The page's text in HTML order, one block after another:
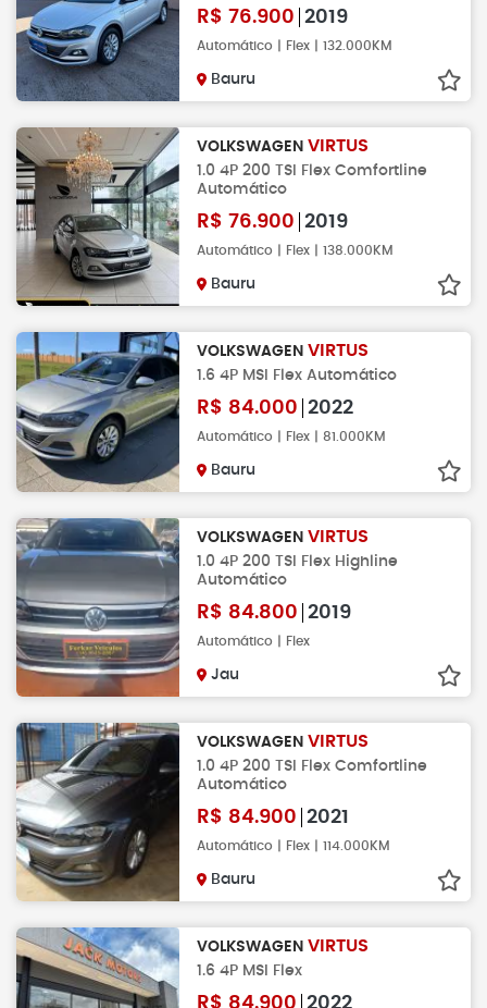
R$ 76.900 2019
Automático | Flex | 132.000KM
Bauru
VOLKSWAGEN VIRTUS
1.0 4P 200 TSI Flex Comfortline
Automático
R$ 76.900 2019
Automático | Flex | 138.000KM
Bauru
VOLKSWAGEN VIRTUS
1.6 4P MSI Flex Automático
R$ 84.000 2022
Automático | Flex | 81.000KM
Bauru
VOLKSWAGEN VIRTUS
1.0 4P 200 TSI Flex Highline
Automático
R$ 84.800 2019
Automático | Flex
Jau
VOLKSWAGEN VIRTUS
1.0 4P 200 TSI Flex Comfortline
Automático
R$ 84.900 2021
Automático | Flex | 114.000KM
Bauru
VOLKSWAGEN VIRTUS
1.6 4P MSI Flex
R$ 84.900 2022